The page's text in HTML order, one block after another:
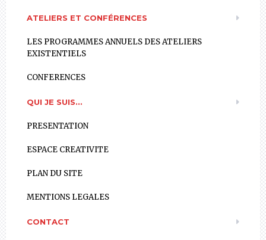
ATELIERS ET CONFÉRENCES
LES PROGRAMMES ANNUELS DES ATELIERS
EXISTENTIELS
CONFERENCES
QUI JE SUIS…
PRESENTATION
ESPACE CREATIVITE
PLAN DU SITE
MENTIONS LEGALES
CONTACT